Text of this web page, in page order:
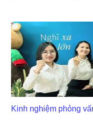
Kinh nghiệm phỏng